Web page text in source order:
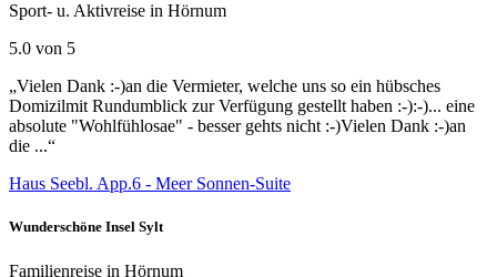
Sport- u. Aktivreise in Hörnum
5.0 von 5
„Vielen Dank :-)an die Vermieter, welche uns so ein hübsches
Domizilmit Rundumblick zur Verfügung gestellt haben :-):-)... eine
absolute "Wohlfühlosae" - besser gehts nicht :-)Vielen Dank :-)an
die ...“
Haus Seebl. App.6 - Meer Sonnen-Suite
Wunderschöne Insel Sylt
Familienreise in Hörnum